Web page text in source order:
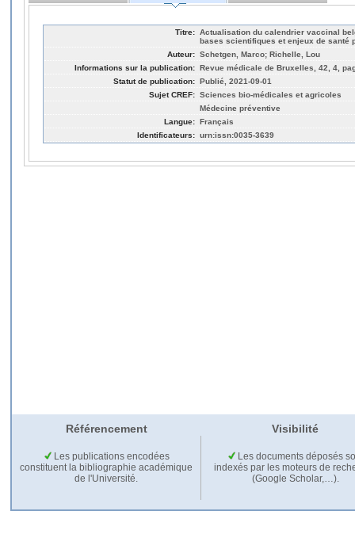
Titre: Actualisation du calendrier vaccinal
bases scientifiques et enjeux de santé
Auteur: Schetgen, Marco; Richelle, Lou
Informations sur la publication: Revue médicale de Bruxelles, 42, 4,
Statut de publication: Publié, 2021-09-01
Sujet CREF: Sciences bio-médicales et agricoles
Médecine préventive
Langue: Français
Identificateurs: urn:issn:0035-3639
Référencement Visibilité
Les publications encodées
constituent la bibliographie académique
de l'Université.
Les documents déposés
indexés par les moteurs de
(Google Scholar,…).